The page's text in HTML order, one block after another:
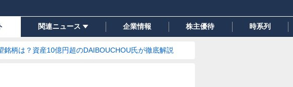
関連ニュース 企業情報 株主優待 時系列
柄は？資産10億円超のDAIBOUCHOU氏が徹底解説